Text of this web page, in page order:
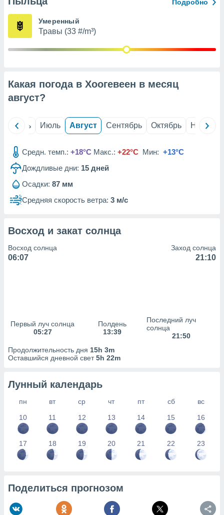
из
рекламы
сведения
Подробно
Умеренный
Травы (33 #/m³)
Какая погода в Хоогевеен в месяц
август?
Июнь Июль Август Сентябрь Октябрь Ноябрь
Средн. темп.: +18°C Макс.: +22°C Мин: +13°C
Дождливые дни: 15 дней
Осадки: 87 мм
Средняя скорость ветра: 3 м/с
Восход и закат солнца
Восход солнца
06:07
Заход солнца
21:10
Первый луч солнца
05:27
Полдень
13:39
Последний луч
солнца
21:50
Продолжительность дня 15h 3m
Оставшийся дневной свет5h 22m
Лунный календарь
пн вт ср чт пт сб
вс
10
11 12 13 14 15 16
17 18 19 20 21 22 23
Поделиться прогнозом